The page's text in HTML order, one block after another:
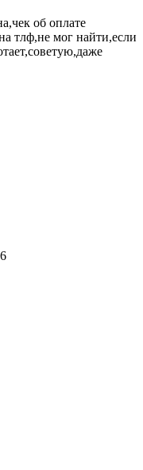
об оплате
тлф,не мог найти,если